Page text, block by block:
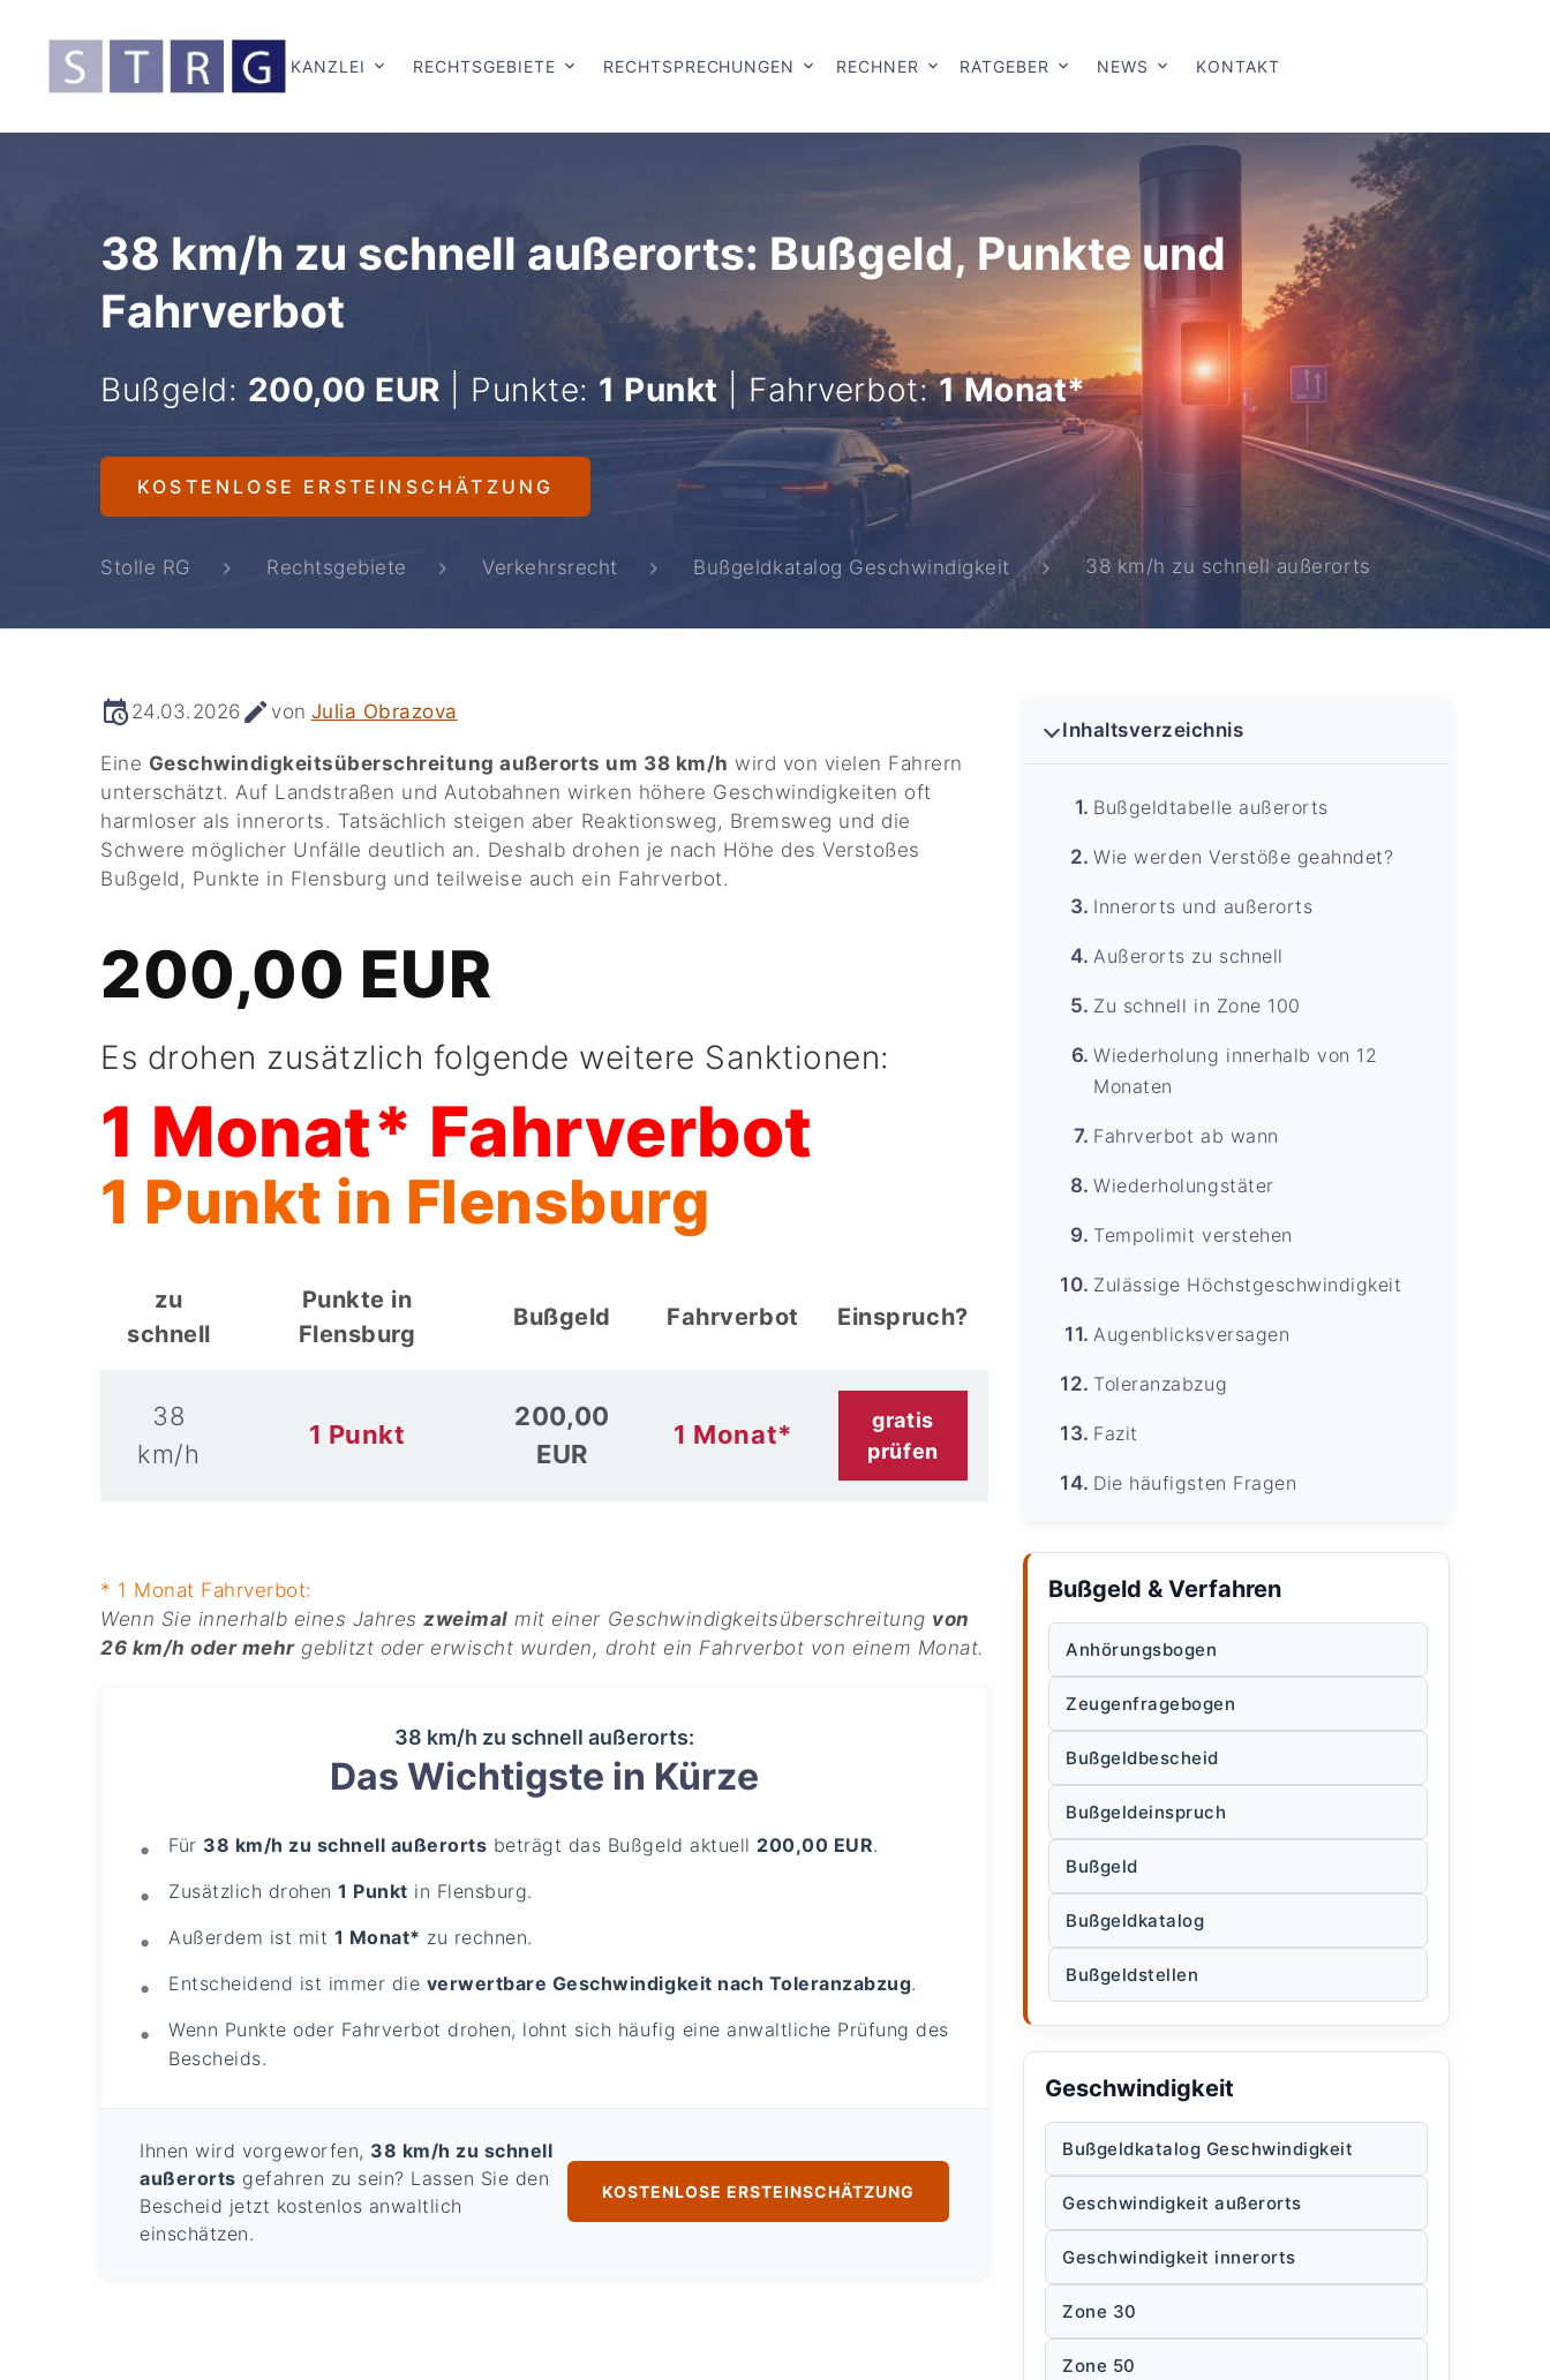
KANZLEI RECHTSGEBIETE RECHTSPRECHUNGEN RECHNER RATGEBER NEWS KONTAKT
38 km/h zu schnell außerorts: Bußgeld, Punkte und
Fahrverbot
Bußgeld: 200,00 EUR | Punkte: 1 Punkt| Fahrverbot:1 Monat*
KOSTENLOSE ERSTEINSCHÄTZUNG
Stolle RG Rechtsgebiete Verkehrsrecht Bußgeldkatalog Geschwindigkeit 38 km/h zu schnell außerorts
24.03.2026 von Julia Obrazova
Eine Geschwindigkeitsüberschreitung außerorts um 38 km/h wird von vielen Fahrern
unterschätzt. Auf Landstraßen und Autobahnen wirken höhere Geschwindigkeiten oft
harmloser als innerorts. Tatsächlich steigen aber Reaktionsweg, Bremsweg und die
Schwere möglicher Unfälle deutlich an. Deshalb drohen je nach Höhe des Verstoßes
Bußgeld, Punkte in Flensburg und teilweise auch ein Fahrverbot.
200,00 EUR
Es drohen zusätzlich folgende weitere Sanktionen:
1 Monat* Fahrverbot
1 Punkt in Flensburg
zu
schnell
Punkte in
Flensburg
Bußgeld Fahrverbot Einspruch?
38
km/h
1 Punkt
200,00
EUR
1 Monat*
gratis
prüfen
* 1 Monat Fahrverbot:
Wenn Sie innerhalb eines Jahreszweimal mit einer Geschwindigkeitsüberschreitung von
26 km/h oder mehrgeblitzt oder erwischt wurden, droht ein Fahrverbot von einem Monat.
38 km/h zu schnell außerorts:
Das Wichtigste in Kürze
Für 38 km/h zu schnell außerorts beträgt das Bußgeld aktuell 200,00 EUR.
Zusätzlich drohen1 Punkt in Flensburg.
Außerdem ist mit 1 Monat* zu rechnen.
Entscheidend ist immer die verwertbare Geschwindigkeit nach Toleranzabzug.
Wenn Punkte oder Fahrverbot drohen, lohnt sich häufig eine anwaltliche Prüfung des
Bescheids.
Ihnen wird vorgeworfen, 38 km/h zu schnell
außerorts gefahren zu sein? Lassen Sie den
Bescheid jetzt kostenlos anwaltlich
einschätzen.
KOSTENLOSE ERSTEINSCHÄTZUNG
Inhaltsverzeichnis
Bußgeldtabelle außerorts
Wie werden Verstöße geahndet?
Innerorts und außerorts
Außerorts zu schnell
Zu schnell in Zone 100
Wiederholung innerhalb von 12
Monaten
Fahrverbot ab wann
Wiederholungstäter
Tempolimit verstehen
Zulässige Höchstgeschwindigkeit
Augenblicksversagen
Toleranzabzug
Fazit
Die häufigsten Fragen
Bußgeld & Verfahren
Anhörungsbogen
Zeugenfragebogen
Bußgeldbescheid
Bußgeldeinspruch
Bußgeld
Bußgeldkatalog
Bußgeldstellen
Geschwindigkeit
Bußgeldkatalog Geschwindigkeit
Geschwindigkeit außerorts
Geschwindigkeit innerorts
Zone 30
Zone 50